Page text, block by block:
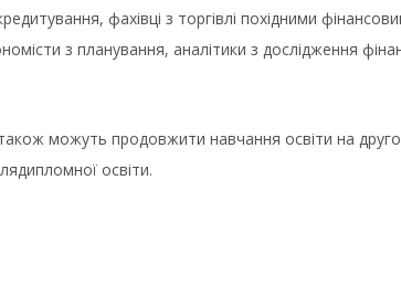
фахівці з торгівлі похідними
з планування, аналітики з дослідження
можуть продовжити навчання освіти на
освіти.